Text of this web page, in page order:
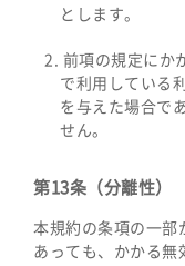
とします。
前項の規定にか
で利用している
を与えた場合で
せん。
第13条（分離性）
本規約の条項の一部
あっても、かかる無